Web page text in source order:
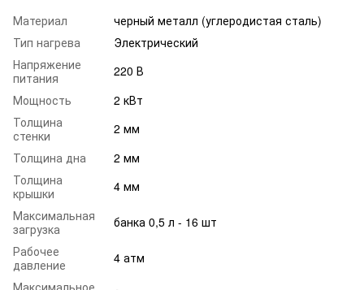
Материал
черный металл (углеродистая сталь)
Тип нагрева
Электрический
Напряжение
питания
220 В
Мощность
2 кВт
Толщина
стенки
2 мм
Толщина дна
2 мм
Толщина
крышки
4 мм
Максимальная
загрузка
банка 0,5 л - 16 шт
Рабочее
давление
4 атм